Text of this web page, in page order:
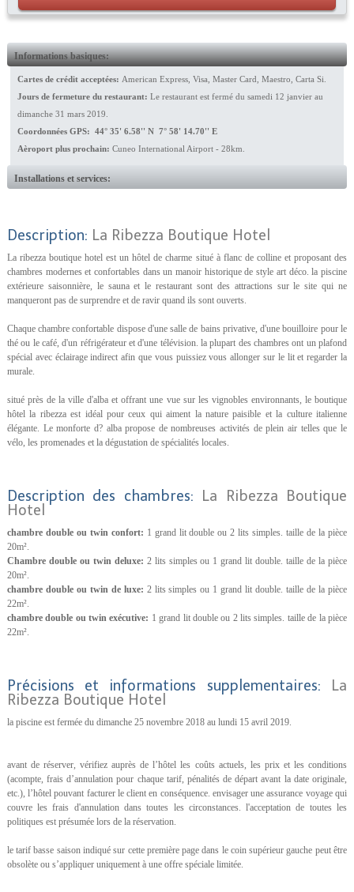
Informations basiques:
Cartes de crédit acceptées: American Express, Visa, Master Card, Maestro, Carta Si.
Jours de fermeture du restaurant: Le restaurant est fermé du samedi 12 janvier au
dimanche 31 mars 2019.
Coordonnées GPS: 44° 35' 6.58'' N 7° 58' 14.70'' E
Aèroport plus prochain: Cuneo International Airport - 28km.
Installations et services:
Description: La Ribezza Boutique Hotel
La ribezza boutique hotel est un hôtel de charme situé à flanc de colline et proposant des
chambres modernes et confortables dans un manoir historique de style art déco. la piscine
extérieure saisonnière, le sauna et le restaurant sont des attractions sur le site qui ne
manqueront pas de surprendre et de ravir quand ils sont ouverts.
Chaque chambre confortable dispose d'une salle de bains privative, d'une bouilloire pour le
thé ou le café, d'un réfrigérateur et d'une télévision. la plupart des chambres ont un plafond
spécial avec éclairage indirect afin que vous puissiez vous allonger sur le lit et regarder la
murale.
situé près de la ville d'alba et offrant une vue sur les vignobles environnants, le boutique
hôtel la ribezza est idéal pour ceux qui aiment la nature paisible et la culture italienne
élégante. Le monforte d? alba propose de nombreuses activités de plein air telles que le
vélo, les promenades et la dégustation de spécialités locales.
Description des chambres: La Ribezza Boutique
Hotel
chambre double ou twin confort: 1 grand lit double ou 2 lits simples. taille de la pièce
20m².
Chambre double ou twin deluxe: 2 lits simples ou 1 grand lit double. taille de la pièce
20m².
chambre double ou twin de luxe: 2 lits simples ou 1 grand lit double. taille de la pièce
22m².
chambre double ou twin exécutive: 1 grand lit double ou 2 lits simples. taille de la pièce
22m².
Précisions et informations supplementaires: La
Ribezza Boutique Hotel
la piscine est fermée du dimanche 25 novembre 2018 au lundi 15 avril 2019.
avant de réserver, vérifiez auprès de l’hôtel les coûts actuels, les prix et les conditions
(acompte, frais d’annulation pour chaque tarif, pénalités de départ avant la date originale,
etc.), l’hôtel pouvant facturer le client en conséquence. envisager une assurance voyage qui
couvre les frais d'annulation dans toutes les circonstances. l'acceptation de toutes les
politiques est présumée lors de la réservation.
le tarif basse saison indiqué sur cette première page dans le coin supérieur gauche peut être
obsolète ou s’appliquer uniquement à une offre spéciale limitée.